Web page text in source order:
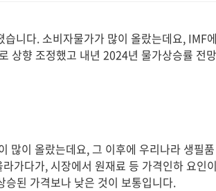
니다. 소비자물가가 많이 올랐는데요, IMF
상향 조정했고 내년 2024년 물가상승률 전
많이 올랐는데요, 그 이후에 우리나라 생필
가다가, 시장에서 원재료 등 가격인하 요인
된 가격보나 낮은 것이 보통입니다.